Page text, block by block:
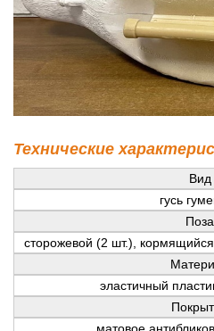
Технические
Вид
гусь
Поза
сторожевой (2 шт.),
эластичный